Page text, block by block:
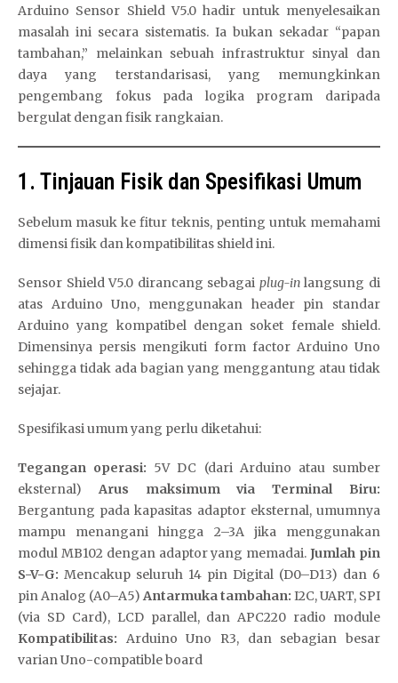
Arduino Sensor Shield V5.0 hadir untuk menyelesaikan
masalah ini secara sistematis. Ia bukan sekadar “papan
tambahan,” melainkan sebuah infrastruktur sinyal dan
daya yang terstandarisasi, yang memungkinkan
pengembang fokus pada logika program daripada
bergulat dengan fisik rangkaian.
1. Tinjauan Fisik dan Spesifikasi Umum
Sebelum masuk ke fitur teknis, penting untuk memahami
dimensi fisik dan kompatibilitas shield ini.
Sensor Shield V5.0 dirancang sebagai plug-inlangsung di
atas Arduino Uno, menggunakan header pin standar
Arduino yang kompatibel dengan soket female shield.
Dimensinya persis mengikuti form factor Arduino Uno
sehingga tidak ada bagian yang menggantung atau tidak
sejajar.
Spesifikasi umum yang perlu diketahui:
Tegangan operasi: 5V DC (dari Arduino atau sumber
eksternal) Arus maksimum via Terminal Biru:
Bergantung pada kapasitas adaptor eksternal, umumnya
mampu menangani hingga 2–3A jika menggunakan
modul MB102 dengan adaptor yang memadai.Jumlah pin
S-V-G: Mencakup seluruh 14 pin Digital (D0–D13) dan 6
pin Analog (A0–A5) Antarmuka tambahan: I2C, UART, SPI
(via SD Card), LCD parallel, dan APC220 radio module
Kompatibilitas: Arduino Uno R3, dan sebagian besar
varian Uno-compatible board